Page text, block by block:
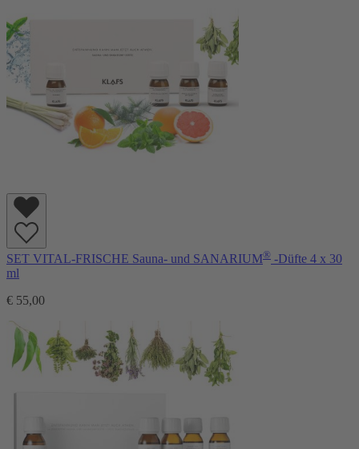
SET VITAL-FRISCHE Sauna- und SANARIUM® -Düfte 4 x 30
ml
€ 55,00